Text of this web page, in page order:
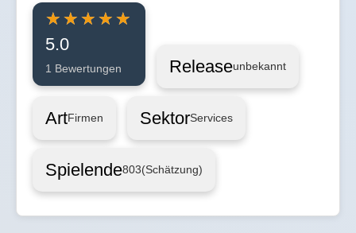
5.0
1 Bewertungen Releaseunbekannt
ArtFirmen SektorServices
Spielende803(Schätzung)